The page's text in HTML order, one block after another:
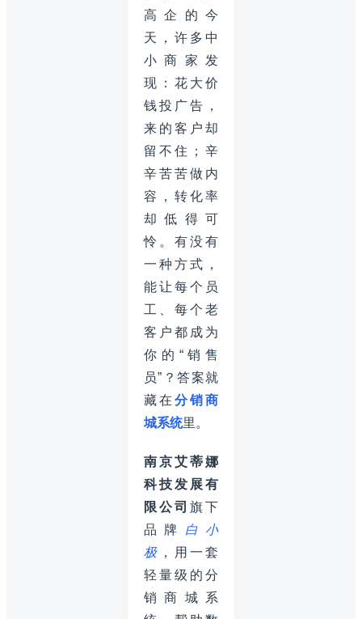
高企的今
天，许多中
小商家发
现：花大价
钱投广告，
来的客户却
留不住；辛
辛苦苦做内
容，转化率
却低得可
怜。有没有
一种方式，
能让每个员
工、每个老
客户都成为
你的“销售
员”？答案就
藏在 分销商
城系统里。
南京艾蒂娜
科技发展有
限公司 旗下
品牌 白小
极 ，用一套
轻量级的分
销商城系